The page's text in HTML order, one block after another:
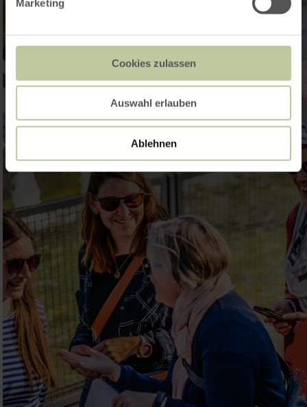
Marketing
Cookies zulassen
Auswahl erlauben
Ablehnen